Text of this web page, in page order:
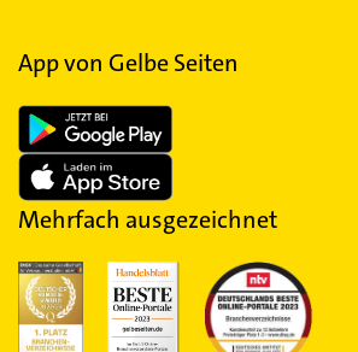
App von Gelbe Seiten
Mehrfach ausgezeichnet